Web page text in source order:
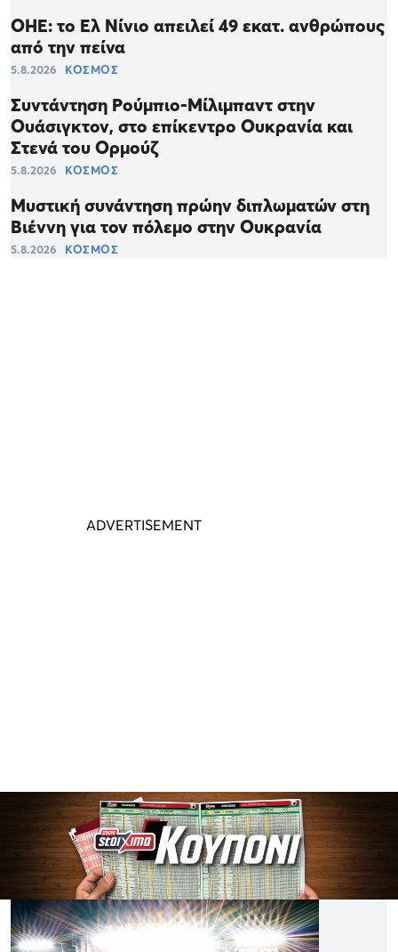
ΟΗΕ: το Ελ Νίνιο απειλεί 49 εκατ. ανθρώπους
από την πείνα
5.8.2026 ΚΟΣΜΟΣ
Συντάντηση Ρούμπιο-Μίλιμπαντ στην
Ουάσιγκτον, στο επίκεντρο Ουκρανία και
Στενά του Ορμούζ
5.8.2026 ΚΟΣΜΟΣ
Μυστική συνάντηση πρώην διπλωματών στη
Βιέννη για τον πόλεμο στην Ουκρανία
5.8.2026 ΚΟΣΜΟΣ